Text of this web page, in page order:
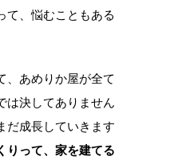
て、悩むこともある
、あめりか屋が全て
は決してありません
だ成長していきます
りって、家を建てる